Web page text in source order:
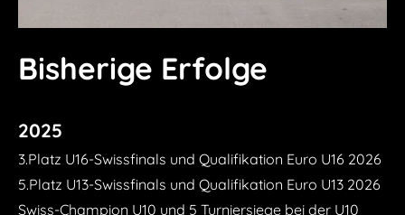
Bisherige Erfolge
2025
3.Platz U16-Swissfinals und Qualifikation Euro U16 2026
5.Platz U13-Swissfinals und Qualifikation Euro U13 2026
Swiss-Champion U10 und 5 Turniersiege bei der U10